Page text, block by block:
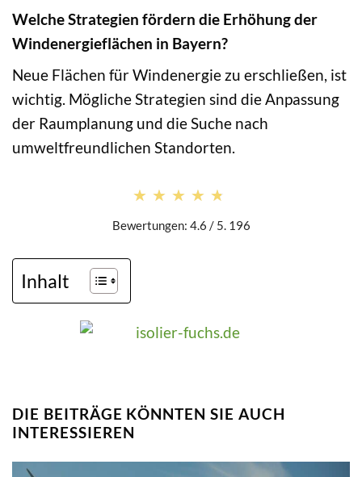
Welche Strategien fördern die Erhöhung der
Windenergieflächen in Bayern?
Neue Flächen für Windenergie zu erschließen, ist
wichtig. Mögliche Strategien sind die Anpassung
der Raumplanung und die Suche nach
umweltfreundlichen Standorten.
★★★★★
★★★★★
Bewertungen: 4.6 / 5. 196
Inhalt
DIE BEITRÄGE KÖNNTEN SIE AUCH
INTERESSIEREN